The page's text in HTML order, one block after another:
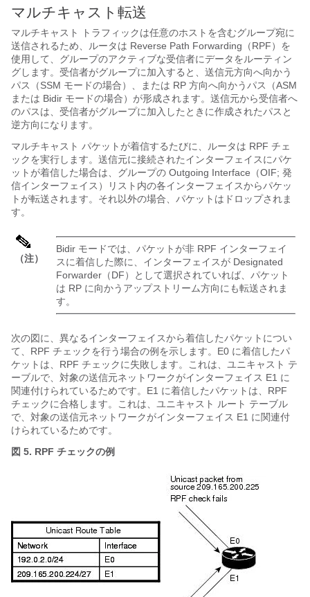
マルチキャスト転送
マルチキャスト トラフィックは任意のホストを含むグループ宛に
送信されるため、ルータは Reverse Path Forwarding（RPF）を
使用して、グループのアクティブな受信者にデータをルーティン
グします。受信者がグループに加入すると、 送信元方向へ向かう
パス（SSM モードの場合）、または RP 方向へ向かうパス（ASM
または Bidir モードの場合）が形成されます。送信元から受信者へ
のパスは、受信者がグループに加入したときに作成されたパスと
逆方向になります。
マルチキャスト パケットが着信するたびに、ルータは RPF チェ
ックを実行します。送信元に接続されたインターフェイスにパケ
ットが着信した場合は、グループの Outgoing Interface（OIF; 発
信インターフェイス）リスト内の各インターフェイスからパケッ
トが転送されます。それ以外の場合、パケットはドロップされま
す。
（注）
Bidir モードでは、パケットが非 RPF インターフェイ
スに着信した際に、インターフェイスが Designated
Forwarder（DF）として選択されていれば、パケット
は RP に向かうアップストリーム方向にも転送されま
す。
次の図に、異なるインターフェイスから着信したパケットについ
て、RPF チェックを行う場合の例を示します。E0 に着信したパ
ケットは、RPF チェックに失敗します。これは、ユニキャスト テ
ーブルで、対象の送信元ネットワークがインターフェイス E1 に
関連付けられているためです。E1 に着信したパケットは、RPF
チェックに合格します。これは、ユニキャスト ルート テーブル
で、対象の送信元ネットワークがインターフェイス E1 に関連付
けられているためです。
図 5. RPF チェックの例